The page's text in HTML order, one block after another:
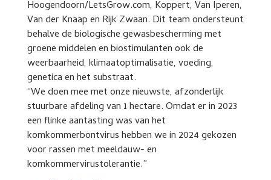
Hoogendoorn/LetsGrow.com, Koppert, Van Iperen,
Van der Knaap en Rijk Zwaan. Dit team ondersteunt
behalve de biologische gewasbescherming met
groene middelen en biostimulanten ook de
weerbaarheid, klimaatoptimalisatie, voeding,
genetica en het substraat.
“We doen mee met onze nieuwste, afzonderlijk
stuurbare afdeling van 1 hectare. Omdat er in 2023
een flinke aantasting was van het
komkommerbontvirus hebben we in 2024 gekozen
voor rassen met meeldauw- en
komkommervirustolerantie.”